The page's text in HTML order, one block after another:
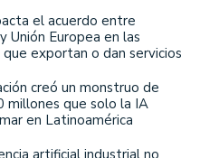
el acuerdo entre
Unión Europea en las
exportan o dan servicios
creó un monstruo de
millones que solo la IA
en Latinoamérica
artificial industrial no